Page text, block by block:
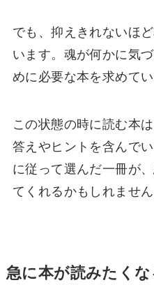
でも、抑えきれないほ
います。魂が何かに気
めに必要な本を求めてい
この状態の時に読む本
答えやヒントを含んで
に従って選んだ一冊が
てくれるかもしれません
急に本が読みたく